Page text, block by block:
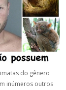
do gênero
inúmeros outros